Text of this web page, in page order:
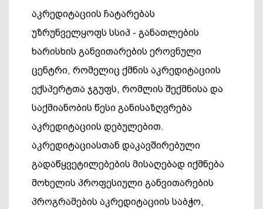
აკრედიტაციის ჩატარებას
უზრუნველყოფს სსიპ - განათლების
ხარისხის განვითარების ეროვნული
ცენტრი, რომელიც ქმნის აკრედიტაციის
ექსპერტთა ჯგუფს, რომლის შექმნისა და
საქმიანობის წესი განისაზღვრება
აკრედიტაციის დებულებით.
აკრედიტაციასთან დაკავშირებული
გადაწყვეტილებების მისაღებად იქმნება
მოხელის პროფესიული განვითარების
პროგრამების აკრედიტაციის საბჭო,